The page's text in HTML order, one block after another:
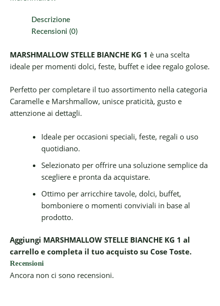
Descrizione
Recensioni (0)
MARSHMALLOW STELLE BIANCHE KG 1 è una scelta
ideale per momenti dolci, feste, buffet e idee regalo golose.
Perfetto per completare il tuo assortimento nella categoria
Caramelle e Marshmallow, unisce praticità, gusto e
attenzione ai dettagli.
Ideale per occasioni speciali, feste, regali o uso
quotidiano.
Selezionato per offrire una soluzione semplice da
scegliere e pronta da acquistare.
Ottimo per arricchire tavole, dolci, buffet,
bomboniere o momenti conviviali in base al
prodotto.
Aggiungi MARSHMALLOW STELLE BIANCHE KG 1 al
carrello e completa il tuo acquisto su Cose Toste.
Recensioni
Ancora non ci sono recensioni.